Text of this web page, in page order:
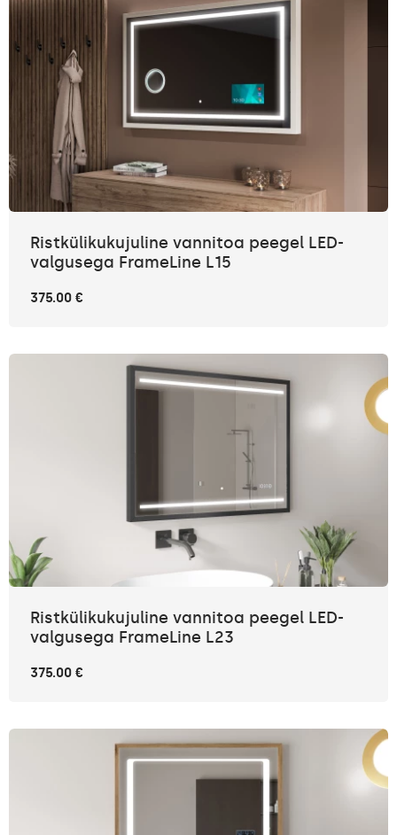
Ristkülikukujuline vannitoa peegel LED-
valgusega FrameLine L15
375.00 €
Ristkülikukujuline vannitoa peegel LED-
valgusega FrameLine L23
375.00 €